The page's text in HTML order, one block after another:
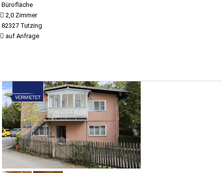
Bürofläche
2,0 Zimmer
82327 Tutzing
auf Anfrage